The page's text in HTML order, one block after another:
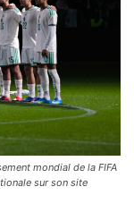
mondial de la FIFA
sur son site